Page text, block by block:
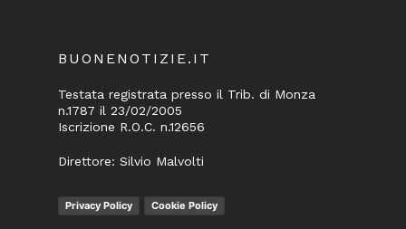
BUONENOTIZIE.IT
Testata registrata presso il Trib. di Monza
n.1787 il 23/02/2005
Iscrizione R.O.C. n.12656
Direttore: Silvio Malvolti
Privacy Policy Cookie Policy